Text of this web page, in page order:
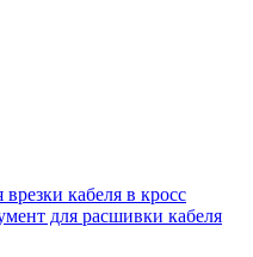
кабеля в кросс
для расшивки кабеля